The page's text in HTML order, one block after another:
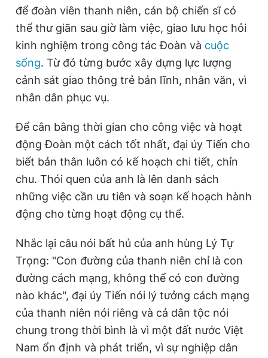
để đoàn viên thanh niên, cán bộ chiến sĩ có
thể thư giãn sau giờ làm việc, giao lưu học hỏi
kinh nghiệm trong công tác Đoàn và cuộc
sống. Từ đó từng bước xây dựng lực lượng
cảnh sát giao thông trẻ bản lĩnh, nhân văn, vì
nhân dân phục vụ.
Để cân bằng thời gian cho công việc và hoạt
động Đoàn một cách tốt nhất, đại úy Tiến cho
biết bản thân luôn có kế hoạch chi tiết, chỉn
chu. Thói quen của anh là lên danh sách
những việc cần ưu tiên và soạn kế hoạch hành
động cho từng hoạt động cụ thể.
Nhắc lại câu nói bất hủ của anh hùng Lý Tự
Trọng: "Con đường của thanh niên chỉ là con
đường cách mạng, không thể có con đường
nào khác", đại úy Tiến nói lý tưởng cách mạng
của thanh niên nói riêng và cả dân tộc nói
chung trong thời bình là vì một đất nước Việt
Nam ổn định và phát triển, vì sự nghiệp dân